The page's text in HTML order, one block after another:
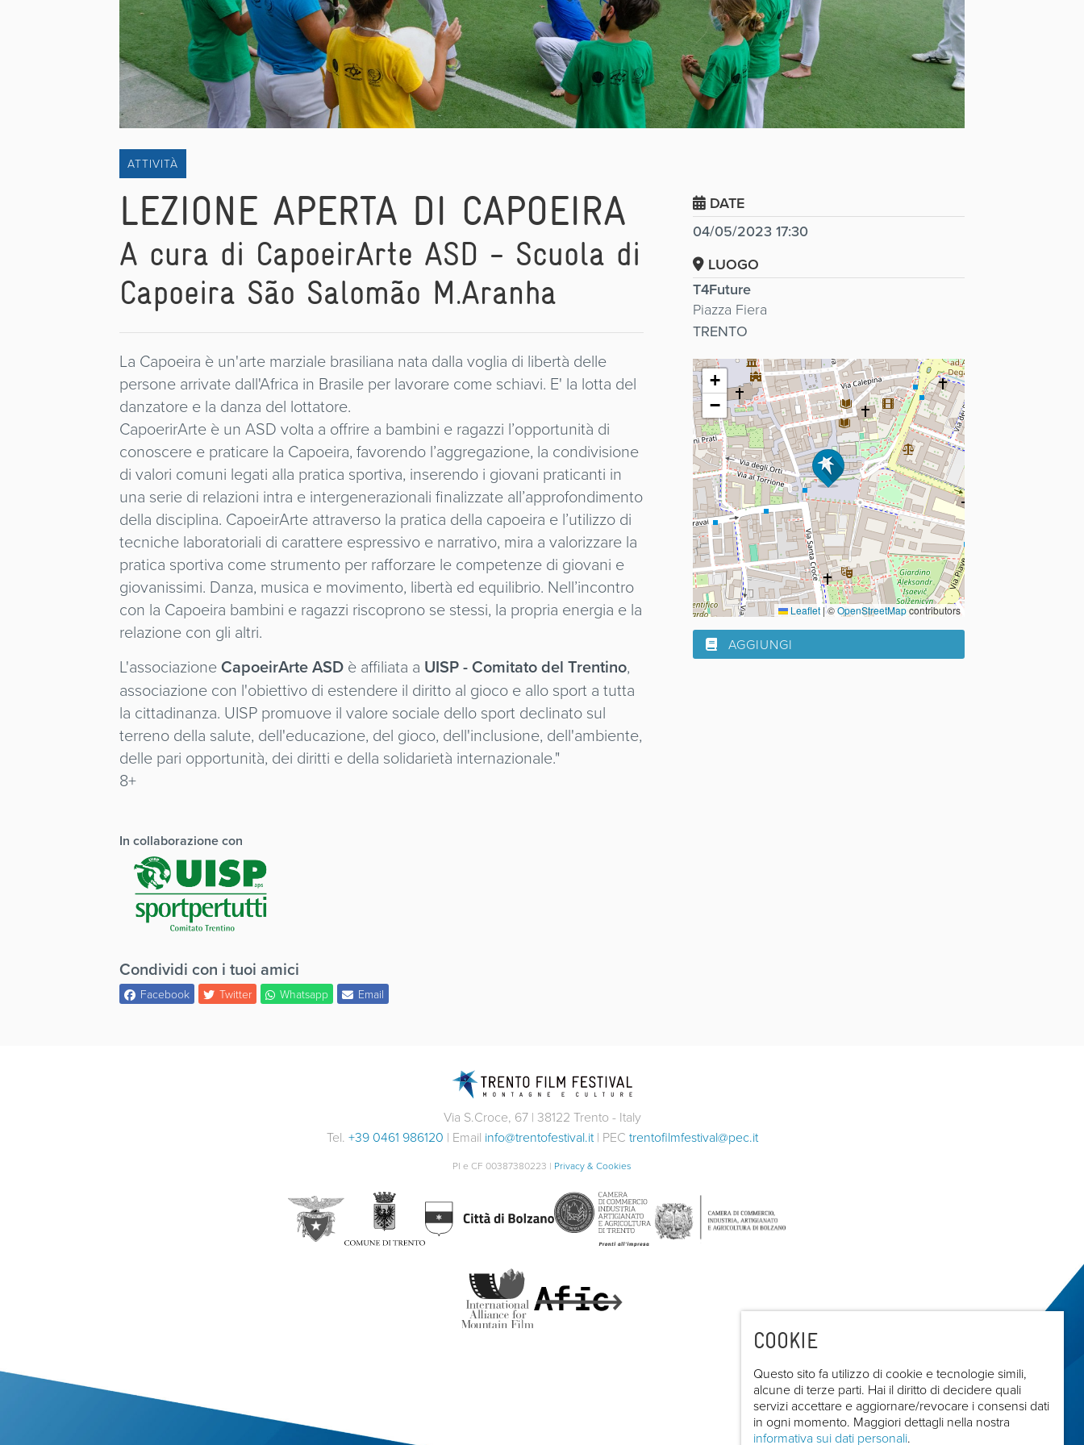
COOKIE
Questo sito fa utilizzo di cookie e tecnologie simili,
alcune di terze parti. Hai il diritto di decidere quali
servizi accettare e aggiornare/revocare i consensi dati
in ogni momento. Maggiori dettagli nella nostra
informativa sui dati personali.
ATTIVITÀ
LEZIONE APERTA DI CAPOEIRA
A cura di CapoeirArte ASD - Scuola di
Capoeira São Salomão M.Aranha
La Capoeira è un'arte marziale brasiliana nata dalla voglia di libertà delle
persone arrivate dall'Africa in Brasile per lavorare come schiavi. E' la lotta del
danzatore e la danza del lottatore.
CapoerirArte è un ASD volta a offrire a bambini e ragazzi l’opportunità di
conoscere e praticare la Capoeira, favorendo l’aggregazione, la condivisione
di valori comuni legati alla pratica sportiva, inserendo i giovani praticanti in
una serie di relazioni intra e intergenerazionali finalizzate all’approfondimento
della disciplina. CapoeirArte attraverso la pratica della capoeira e l’utilizzo di
tecniche laboratoriali di carattere espressivo e narrativo, mira a valorizzare la
pratica sportiva come strumento per rafforzare le competenze di giovani e
giovanissimi. Danza, musica e movimento, libertà ed equilibrio. Nell’incontro
con la Capoeira bambini e ragazzi riscoprono se stessi, la propria energia e la
relazione con gli altri.
L'associazioneCapoeirArte ASD è affiliata a UISP - Comitato del Trentino,
associazione con l'obiettivo di estendere il diritto al gioco e allo sport a tutta
la cittadinanza. UISP promuove il valore sociale dello sport declinato sul
terreno della salute, dell'educazione, del gioco, dell'inclusione, dell'ambiente,
delle pari opportunità, dei diritti e della solidarietà internazionale."
8+
In collaborazione con
Condividi con i tuoi amici
Facebook Twitter Whatsapp Email
DATE
04/05/2023 17:30
LUOGO
T4Future
Piazza Fiera
TRENTO
+
−
Leaflet |©OpenStreetMapcontributors
AGGIUNGI
Via S.Croce, 67 | 38122 Trento - Italy
Tel. +39 0461 986120 | Email info@trentofestival.it| PEC trentofilmfestival@pec.it
PI e CF 00387380223 | Privacy & Cookies